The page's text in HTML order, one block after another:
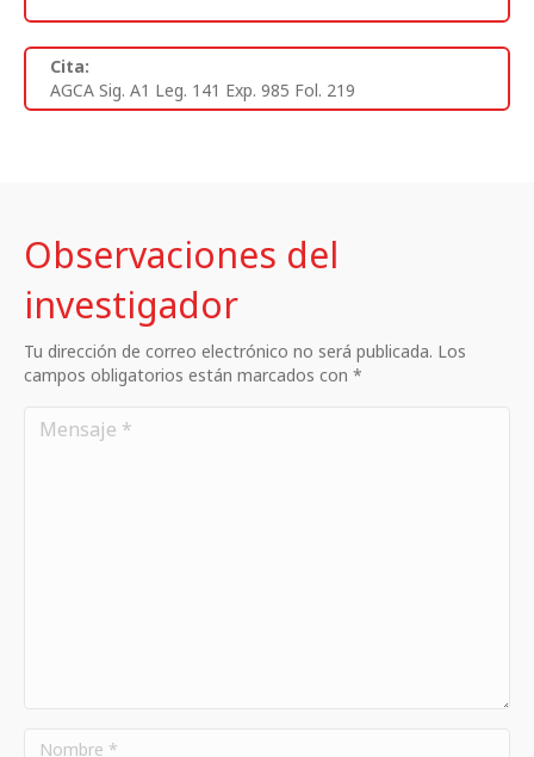
Cita:
AGCA Sig. A1 Leg. 141 Exp. 985 Fol. 219
Observaciones del
investigador
Tu dirección de correo electrónico no será publicada. Los
campos obligatorios están marcados con *